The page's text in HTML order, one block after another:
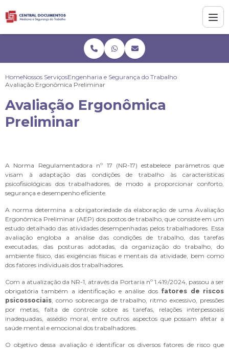
HomeNossos ServiçosEngenharia e Segurança do Trabalho
Avaliação Ergonômica Preliminar
Avaliação Ergonômica
Preliminar
A Norma Regulamentadora nº 17 (NR-17) estabelece parâmetros que
visam à adaptação das condições de trabalho às características
psicofisiológicas dos trabalhadores, de modo a proporcionar conforto,
segurança e desempenho eficiente.
A norma determina a obrigatoriedade da elaboração de uma Avaliação
Ergonômica Preliminar (AEP) dos postos de trabalho, que consiste em um
estudo detalhado das atividades desempenhadas pelos trabalhadores. Essa
avaliação engloba a análise das condições de trabalho, das tarefas
executadas, das posturas adotadas, da organização do trabalho, do
ambiente físico, das exigências físicas e mentais da atividade, bem como
dos fatores individuais dos trabalhadores.
Com a atualização da NR-1, através da Portaria nº 1.419/2024, passou a ser
obrigatória também a identificação e análise dos fatores de riscos
psicossociais , como sobrecarga de trabalho, ritmo excessivo, pressões
por metas, falta de controle sobre as tarefas, relações interpessoais
inadequadas, assédio moral, entre outros aspectos que possam afetar a
saúde mental e emocional dos trabalhadores.
O objetivo dessa avaliação é identificar os diversos fatores de risco que